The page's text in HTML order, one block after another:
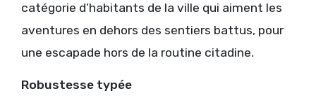
catégorie d’habitants de la ville qui aiment les
aventures en dehors des sentiers battus, pour
une escapade hors de la routine citadine.
Robustesse typée